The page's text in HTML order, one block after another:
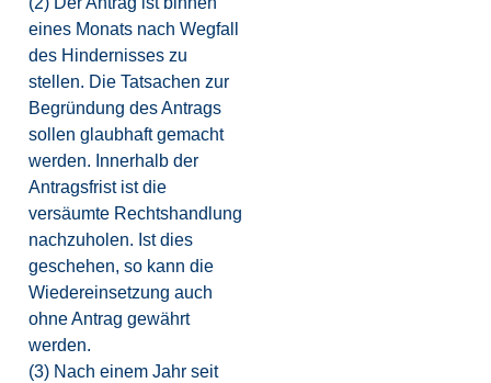
eines Monats nach Wegfall
des Hindernisses zu
stellen. Die Tatsachen zur
Begründung des Antrags
sollen glaubhaft gemacht
werden. Innerhalb der
Antragsfrist ist die
versäumte Rechtshandlung
nachzuholen. Ist dies
geschehen, so kann die
Wiedereinsetzung auch
ohne Antrag gewährt
werden.
(3) Nach einem Jahr seit